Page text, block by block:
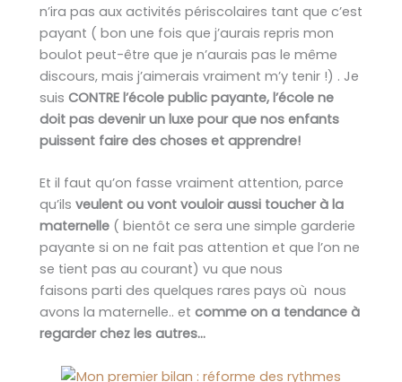
n’ira pas aux activités périscolaires tant que c’est
payant ( bon une fois que j’aurais repris mon
boulot peut-être que je n’aurais pas le même
discours, mais j’aimerais vraiment m’y tenir !) . Je
suis CONTRE l’école public payante, l’école ne
doit pas devenir un luxe pour que nos enfants
puissent faire des choses et apprendre!
Et il faut qu’on fasse vraiment attention, parce
qu’ils veulent ou vont vouloir aussi toucher à la
maternelle ( bientôt ce sera une simple garderie
payante si on ne fait pas attention et que l’on ne
se tient pas au courant) vu que nous
faisons parti des quelques rares pays où nous
avons la maternelle.. et comme on a tendance à
regarder chez les autres…